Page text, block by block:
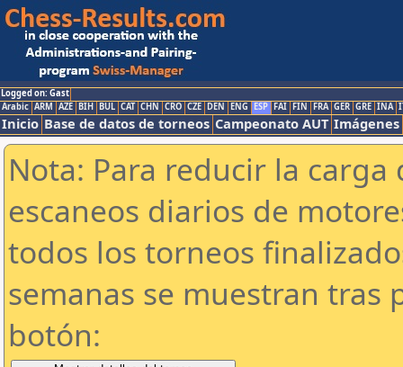
Logged on: Gast
Arabic ARM AZE BIH BUL CAT CHN CRO CZE DEN ENG ESP FAI FIN FRA GER GRE INA
Inicio Base de datos de torneos Campeonato AUT Imágenes
Nota: Para reducir la
escaneos diarios de
todos los torneos
semanas se muestran tras
botón: